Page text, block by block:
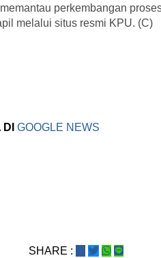
perkembangan
melalui situs resmi KPU. (C)
GOOGLE NEWS
SHARE :